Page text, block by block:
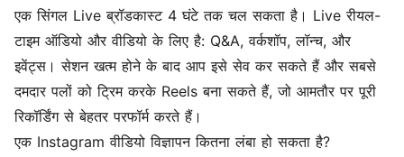
एक सिंगल Live ब्रॉडकास्ट 4 घंटे तक चल सकता है। Live रीयल-
टाइम ऑडियो और वीडियो के लिए है: Q&A, वर्कशॉप, लॉन्च, और
इवेंट्स। सेशन खत्म होने के बाद आप इसे सेव कर सकते हैं और सबसे
दमदार पलों को ट्रिम करके Reels बना सकते हैं, जो आमतौर पर पूरी
रिकॉर्डिंग से बेहतर परफॉर्म करते हैं।
एक Instagram वीडियो विज्ञापन कितना लंबा हो सकता है?